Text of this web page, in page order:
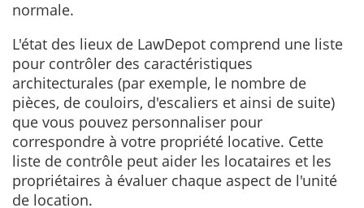
normale.
L'état des lieux de LawDepot comprend une liste
pour contrôler des caractéristiques
architecturales (par exemple, le nombre de
pièces, de couloirs, d'escaliers et ainsi de suite)
que vous pouvez personnaliser pour
correspondre à votre propriété locative. Cette
liste de contrôle peut aider les locataires et les
propriétaires à évaluer chaque aspect de l'unité
de location.